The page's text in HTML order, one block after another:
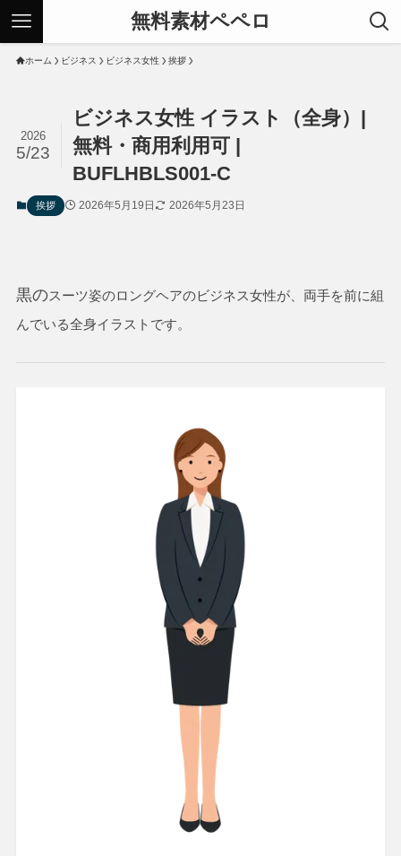
無料素材ペペロ
ホーム ビジネス ビジネス女性 挨拶
ビジネス女性 イラスト（全身）|
無料・商用利用可 |
BUFLHBLS001-C
2026
5/23
挨拶 2026年5月19日 2026年5月23日
黒のスーツ姿のロングヘアのビジネス女性が、両手を前に組
んでいる全身イラストです。